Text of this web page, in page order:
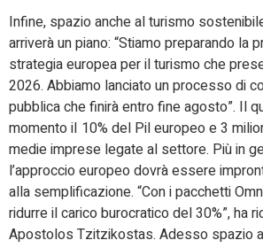
Infine, spazio anche al turismo
arriverà un piano: “Stiamo preparando la
strategia europea per il turismo che
2026. Abbiamo lanciato un processo di
pubblica che finirà entro fine agosto”. Il
momento iI 10% del Pil europeo e 3
medie imprese legate al settore. Più in
l’approccio europeo dovrà essere
alla semplificazione. “Con i pacchetti
ridurre il carico burocratico del 30%”, ha
Apostolos Tzitzikostas. Adesso spazio